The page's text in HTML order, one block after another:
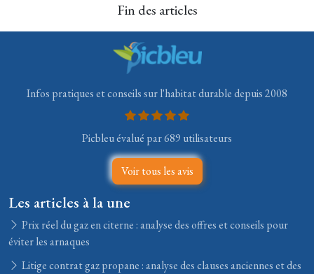
Fin des articles
Infos pratiques et conseils sur l'habitat durable depuis 2008
Picbleu évalué par 689 utilisateurs
Voir tous les avis
Les articles à la une
Prix réel du gaz en citerne : analyse des offres et conseils pour
éviter les arnaques
Litige contrat gaz propane : analyse des clauses anciennes et des